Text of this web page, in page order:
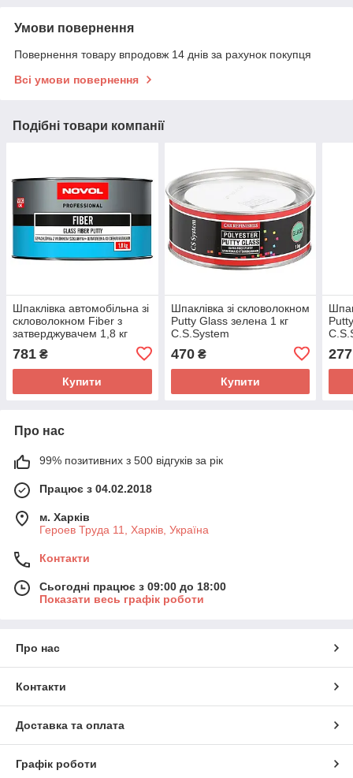
Умови повернення
Повернення товару впродовж 14 днів за рахунок покупця
Всі умови повернення
Подібні товари компанії
Шпаклівка автомобільна зі
скловолокном Fiber з
затверджувачем 1,8 кг
781 ₴
Купити
Шпаклівка зі скловолокном
Putty Glass зелена 1 кг
C.S.System
470₴
Купити
277
Про нас
99% позитивних з 500 відгуків за рік
Працює з 04.02.2018
м. Харків
Героев Труда 11, Харків, Україна
Контакти
Сьогодні працює з 09:00 до 18:00
Показати весь графік роботи
Про нас
Контакти
Доставка та оплата
Графік роботи